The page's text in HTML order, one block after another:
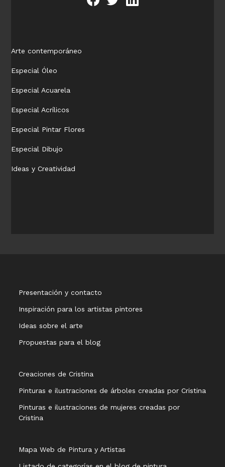
Arte contemporáneo
Especial Óleo
Especial Acuarela
Especial Acrílicos
Especial Pintar Flores
Especial Dibujo
Ideas y Creatividad
Presentación y contacto
Inspiración para los artistas pintores
Ideas sobre el arte
Propuestas para el blog
Creaciones de Cristina
Pinturas e ilustraciones de árboles creadas por Cristina
Pinturas e ilustraciones de mujeres creadas por
Cristina
Mapa Web de Pintura y Artistas